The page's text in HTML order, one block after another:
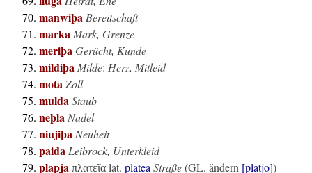
manwiþa Bereitschaft
marka Mark, Grenze
meriþaGerücht, Kunde
mildiþa Milde: Herz, Mitleid
motaZoll
muldaStaub
neþla Nadel
niujiþa Neuheit
paida Leibrock, Unterkleid
plapja πλατεῖα lat. platea Straße(GL. ändern [platjo])